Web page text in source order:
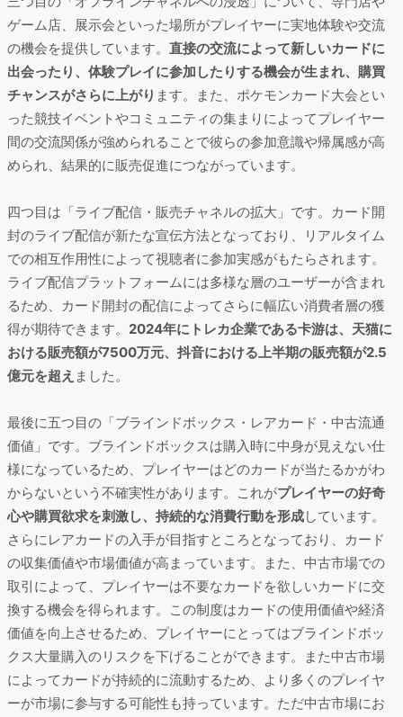
ゲーム店、展示会といった場所がプレイヤーに実地体験や交流
の機会を提供しています。 直接の交流によって新しいカードに
出会ったり、体験プレイに参加したりする機会が生まれ、購買
チャンスがさらに上がり ます。また、ポケモンカード大会とい
った競技イベントやコミュニティの集まりによってプレイヤー
間の交流関係が強められることで彼らの参加意識や帰属感が高
められ、結果的に販売促進につながっています。
四つ目は「ライブ配信・販売チャネルの拡大」です。カード開
封のライブ配信が新たな宣伝方法となっており、リアルタイム
での相互作用性によって視聴者に参加実感がもたらされます。
ライブ配信プラットフォームには多様な層のユーザーが含まれ
るため、カード開封の配信によってさらに幅広い消費者層の獲
得が期待できます。 2024年にトレカ企業である卡游は、天猫に
おける販売額が7500万元、抖音における上半期の販売額が2.5
億元を超え ました。
最後に五つ目の「ブラインドボックス・レアカード・中古流通
価値」です。ブラインドボックスは購入時に中身が見えない仕
様になっているため、プレイヤーはどのカードが当たるかがわ
からないという不確実性があります。これがプレイヤーの好奇
心や購買欲求を刺激し、持続的な消費行動を形成しています。
さらにレアカードの入手が目指すところとなっており、カード
の収集価値や市場価値が高まっています。また、中古市場での
取引によって、プレイヤーは不要なカードを欲しいカードに交
換する機会を得られます。この制度はカードの使用価値や経済
価値を向上させるため、プレイヤーにとってはブラインドボッ
クス大量購入のリスクを下げることができます。また中古市場
によってカードが持続的に流動するため、より多くのプレイヤ
ーが市場に参与する可能性も持っています。ただ中古市場にお